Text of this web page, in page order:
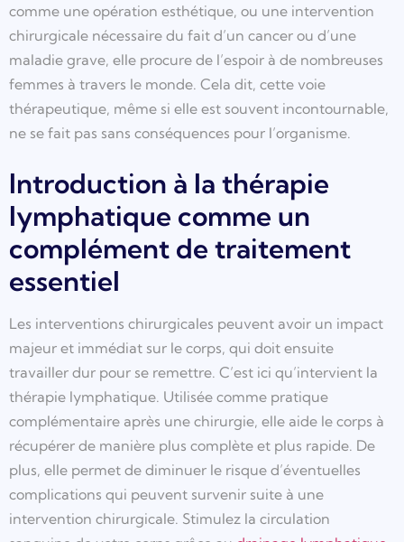
comme une opération esthétique, ou une intervention
chirurgicale nécessaire du fait d’un cancer ou d’une
maladie grave, elle procure de l’espoir à de nombreuses
femmes à travers le monde. Cela dit, cette voie
thérapeutique, même si elle est souvent incontournable,
ne se fait pas sans conséquences pour l’organisme.
Introduction à la thérapie
lymphatique comme un
complément de traitement
essentiel
Les interventions chirurgicales peuvent avoir un impact
majeur et immédiat sur le corps, qui doit ensuite
travailler dur pour se remettre. C’est ici qu’intervient la
thérapie lymphatique. Utilisée comme pratique
complémentaire après une chirurgie, elle aide le corps à
récupérer de manière plus complète et plus rapide. De
plus, elle permet de diminuer le risque d’éventuelles
complications qui peuvent survenir suite à une
intervention chirurgicale. Stimulez la circulation